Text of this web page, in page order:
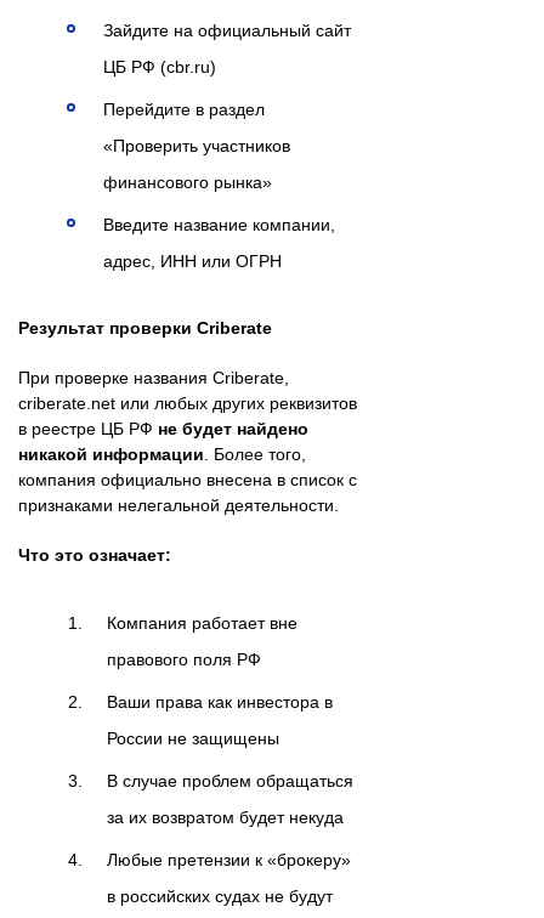
Зайдите на официальный сайт
ЦБ РФ (cbr.ru)
Перейдите в раздел
«Проверить участников
финансового рынка»
Введите название компании,
адрес, ИНН или ОГРН
Результат проверки Criberate
При проверке названия Criberate,
criberate.net или любых других реквизитов
в реестре ЦБ РФ не будет найдено
никакой информации . Более того,
компания официально внесена в список с
признаками нелегальной деятельности.
Что это означает:
Компания работает вне
правового поля РФ
Ваши права как инвестора в
России не защищены
В случае проблем обращаться
за их возвратом будет некуда
Любые претензии к «брокеру»
в российских судах не будут